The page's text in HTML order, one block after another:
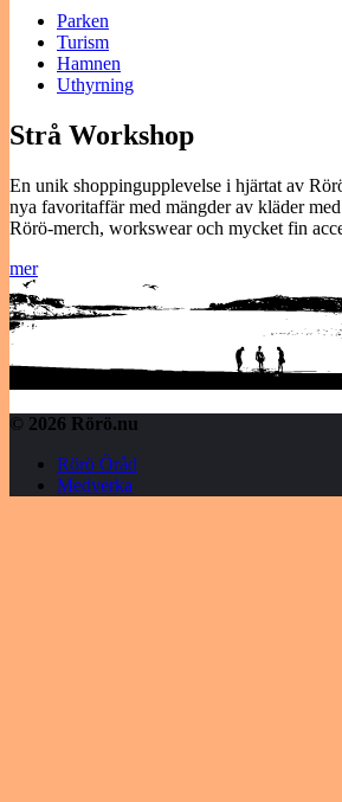
Parken
Turism
Hamnen
Uthyrning
Strå Workshop
En unik shoppingupplevelse i hjärtat av
nya favoritaffär med mängder av kläder
Rörö-merch, workswear och mycket fin
mer
© 2026 Rörö.nu
Rörö Öråd
Medverka